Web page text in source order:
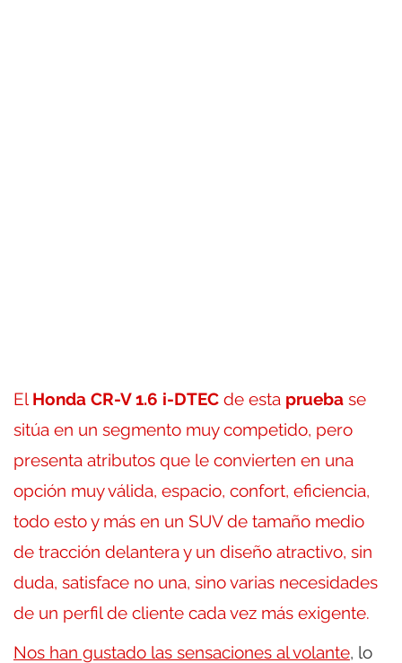
El Honda CR-V 1.6 i-DTEC de esta prueba se
sitúa en un segmento muy competido, pero
presenta atributos que le convierten en una
opción muy válida, espacio, confort, eficiencia,
todo esto y más en un SUV de tamaño medio
de tracción delantera y un diseño atractivo, sin
duda, satisface no una, sino varias necesidades
de un perfil de cliente cada vez más exigente.
Nos han gustado las sensaciones al volante, lo